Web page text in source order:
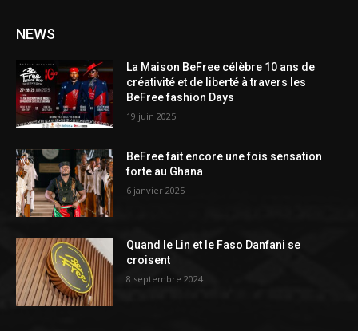
NEWS
La Maison BeFree célèbre 10 ans de
créativité et de liberté à travers les
BeFree fashion Days
19 juin 2025
BeFree fait encore une fois sensation
forte au Ghana
6 janvier 2025
Quand le Lin et le Faso Danfani se
croisent
8 septembre 2024